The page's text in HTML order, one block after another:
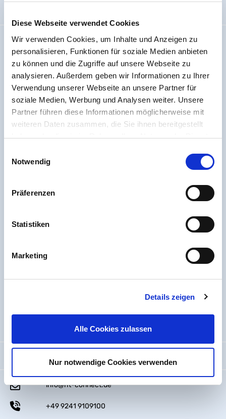
Diese Webseite verwendet Cookies
Wir verwenden Cookies, um Inhalte und Anzeigen zu
personalisieren, Funktionen für soziale Medien anbieten
zu können und die Zugriffe auf unsere Webseite zu
analysieren. Außerdem geben wir Informationen zu Ihrer
Verwendung unserer Webseite an unsere Partner für
soziale Medien, Werbung und Analysen weiter. Unsere
Partner führen diese Informationen möglicherweise mit
weiteren Daten zusammen, die Sie ihnen bereitgestellt
haben oder die sie im Rahmen Ihrer Nutzung der Dienste
Cookies, wenn Sie unsere Webseite weiterhin nutzen.
Notwendig
Präferenzen
Statistiken
Marketing
Details zeigen
Alle Cookies zulassen
Nur notwendige Cookies verwenden
Impressum
Wir über uns
Arbeiten bei PVC-Welt.de
Batterieverordnung
Erklärung zur Barrierefreiheit
Seitenübersicht
Hilfe & Service
info@ht-connect.de
+49 9241 9109100